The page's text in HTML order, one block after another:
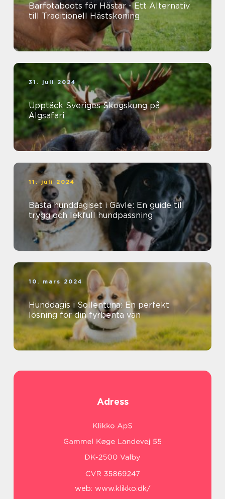
Barfotaboots för Hästar - Ett Alternativ
till Traditionell Hästskoning
31. juli 2024
Upptäck Sveriges Skogskung på
Älgsafari
11. juli 2024
Bästa hunddagiset i Gävle: En guide till
trygg och lekfull hundpassning
10. mars 2024
Hunddagis i Sollentuna: En perfekt
lösning för din fyrbenta vän
Adress
web: www.klikko.dk/